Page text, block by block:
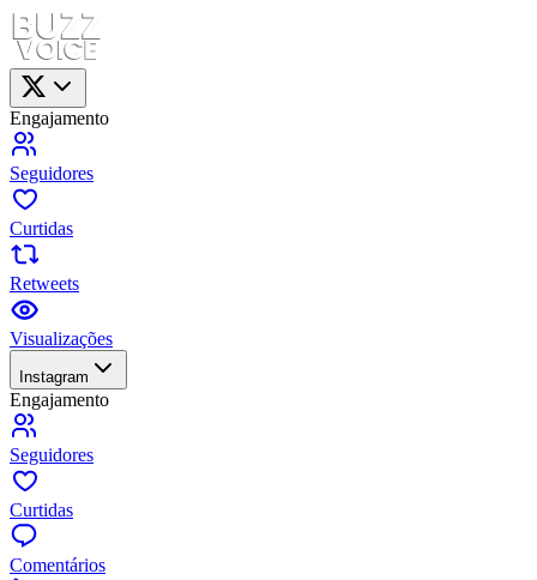
Engajamento
Seguidores
Curtidas
Retweets
Visualizações
Instagram
Engajamento
Seguidores
Curtidas
Comentários